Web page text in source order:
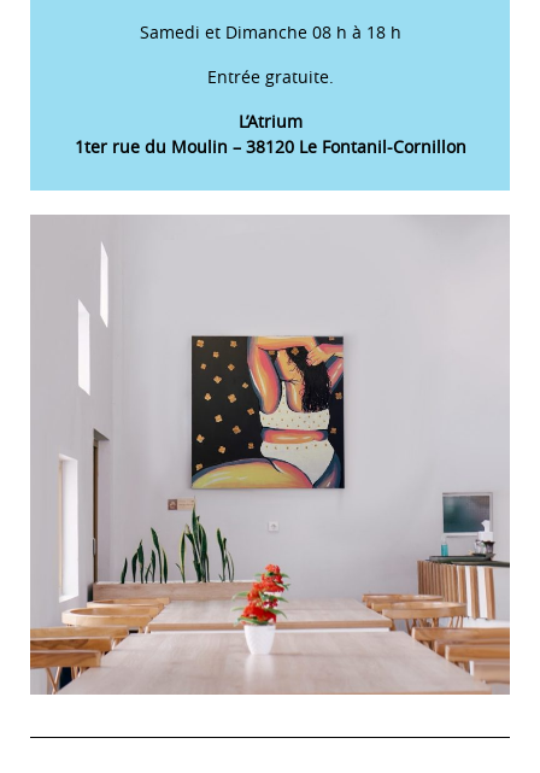
Samedi et Dimanche 08 h à 18 h
Entrée gratuite.
L’Atrium
1ter rue du Moulin – 38120 Le Fontanil-Cornillon